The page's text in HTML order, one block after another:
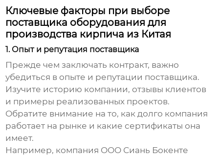
Ключевые факторы при выборе
поставщика оборудования для
производства кирпича из Китая
1. Опыт и репутация поставщика
Прежде чем заключать контракт, важно
убедиться в опыте и репутации поставщика.
Изучите историю компании, отзывы клиентов
и примеры реализованных проектов.
Обратите внимание на то, как долго компания
работает на рынке и какие сертификаты она
имеет.
Например, компания ООО Сиань Бокенте